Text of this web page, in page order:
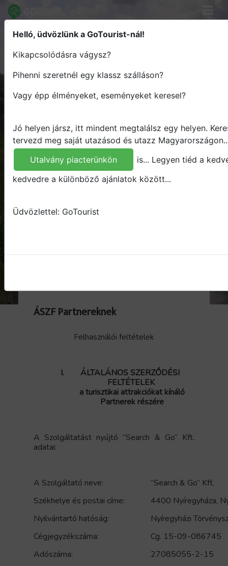
Helló, üdvözlünk a GoTourist-nál!
Kikapcsolódásra vágysz?
Pihenni szeretnél egy klassz szálláson?
Vagy épp élményeket, eseményeket keresel?
Jó helyen jársz, itt mindent megtalálsz egy helyen.
tervezd meg saját utazásod és utazz
Utalvány piacterünkön
is... Legyen tiéd a
kedvedre a különböző ajánlatok között...
Üdvözlettel: GoTourist
Keress élményt - Tervezz útvonalat
- Utazz Magyarországon
Hova
Bármit
Keresés
ÁSZF Partnereknek
Felhasználói feltételek
I.
ÁLTALÁNOS SZERZŐDÉSI
FELTÉTELEK
a turisztikai attrakciókat kínáló
Partnerek részére
A Szolgáltatást nyújtó “Search & Go” Kft.
adatai:
A Szolgáltató neve:
”Search & Go” Kft.
Székhelye és postai címe:
4400 Nyíregyháza,
Nyilvántartó hatóság:
Nyíregyházi
Cégjegyzékszáma:
Cg. 15-09-086745
Adószáma:
27085055-2-15